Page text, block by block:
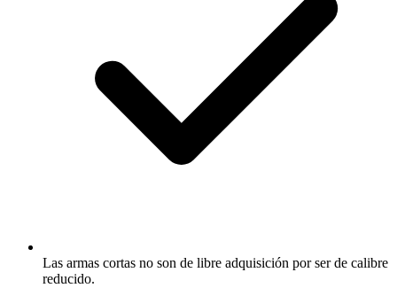
Las armas cortas no son de libre adquisición por ser de calibre
reducido.